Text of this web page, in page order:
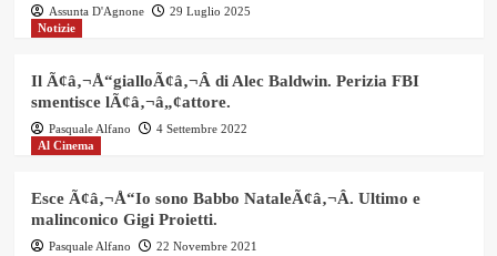
Assunta D'Agnone
29 Luglio 2025
Notizie
Il Ã¢â‚¬Å“gialloÃ¢â‚¬Â di Alec Baldwin. Perizia FBI
smentisce lÃ¢â‚¬â„¢attore.
Pasquale Alfano
4 Settembre 2022
Al Cinema
Esce Ã¢â‚¬Å“Io sono Babbo NataleÃ¢â‚¬Â. Ultimo e
malinconico Gigi Proietti.
Pasquale Alfano 22 Novembre 2021